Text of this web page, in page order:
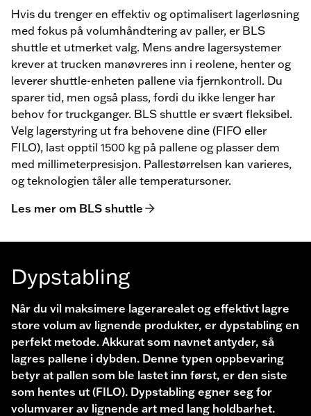
Hvis du trenger en effektiv og optimalisert lagerløsning
med fokus på volumhåndtering av paller, er BLS
shuttle et utmerket valg. Mens andre lagersystemer
krever at trucken manøvreres inn i reolene, henter og
leverer shuttle-enheten pallene via fjernkontroll. Du
sparer tid, men også plass, fordi du ikke lenger har
behov for truckganger. BLS shuttle er svært fleksibel.
Velg lagerstyring ut fra behovene dine (FIFO eller
FILO), last opptil 1500 kg på pallene og plasser dem
med millimeterpresisjon. Pallestørrelsen kan varieres,
og teknologien tåler alle temperatursoner.
Les mer om BLS shuttle
Dypstabling
Når du vil maksimere lagerarealet og effektivt lagre
store volum av lignende produkter, er dypstabling en
perfekt metode. Akkurat som navnet antyder, så
lagres pallene i dybden. Denne typen oppbevaring
betyr at pallen som ble lastet inn først, er den siste
som hentes ut (FILO). Dypstabling egner seg for
volumvarer av lignende art med lang holdbarhet.